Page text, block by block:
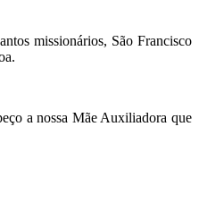
missionários, São Francisco
a nossa Mãe Auxiliadora que